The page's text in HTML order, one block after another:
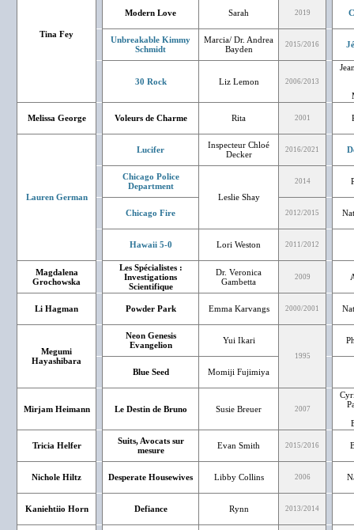
Tina Fey
Modern Love Sarah 2019
Unbreakable Kimmy
Schmidt
Marcia/ Dr. Andrea
Bayden
2015/2016
30 Rock Liz Lemon 2006/2013
Melissa George Voleurs de Charme Rita 2001
Lauren German
Lucifer
Inspecteur Chloé
Decker
2016/2021
Chicago Police
Department
Leslie Shay
2014
Chicago Fire 2012/2015
Hawaii 5-0 Lori Weston 2011/2012
Magdalena
Grochowska
Les Spécialistes :
Investigations
Scientifique
Dr. Veronica
Gambetta
2009
Li Hagman Powder Park Emma Karvangs 2000/2001
Megumi
Hayashibara
Neon Genesis
Evangelion
Yui Ikari
1995
Blue Seed Momiji Fujimiya
Mirjam Heimann Le Destin de Bruno Susie Breuer 2007
Tricia Helfer
Suits, Avocats sur
mesure
Evan Smith 2015/2016
Nichole Hiltz Desperate Housewives Libby Collins 2006
Kaniehtiio Horn Defiance Rynn 2013/2014